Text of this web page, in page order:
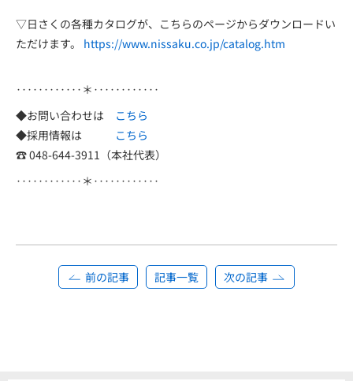
▽日さくの各種カタログが、こちらのページからダウンロードい
ただけます。 https://www.nissaku.co.jp/catalog.htm
‥‥‥‥‥‥＊‥‥‥‥‥‥
◆お問い合わせは こちら
◆採用情報は こちら
☎ 048-644-3911（本社代表）
‥‥‥‥‥‥＊‥‥‥‥‥‥
前の記事 記事一覧 次の記事